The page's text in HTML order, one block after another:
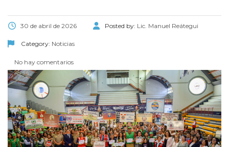
30 de abril de 2026 Posted by: Lic. Manuel Reátegui
Category: Noticias
No hay comentarios